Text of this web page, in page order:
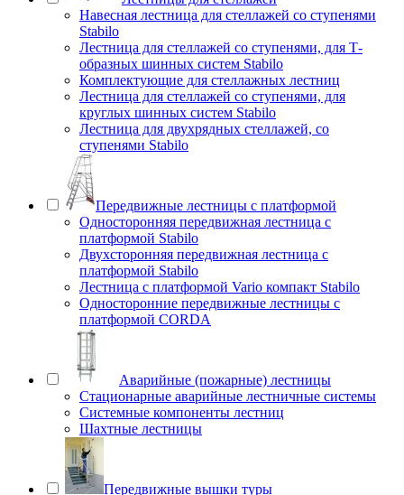
Навесная лестница для стеллажей со ступенями
Stabilo
Лестница для стеллажей со ступенями, для Т-
образных шинных систем Stabilo
Комплектующие для стеллажных лестниц
Лестница для стеллажей со ступенями, для
круглых шинных систем Stabilo
Лестница для двухрядных стеллажей, со
ступенями Stabilo
Передвижные лестницы с платформой
Односторонняя передвижная лестница с
платформой Stabilo
Двухсторонняя передвижная лестница с
платформой Stabilo
Лестница с платформой Vario компакт Stabilo
Односторонние передвижные лестницы с
платформой CORDA
Аварийные (пожарные) лестницы
Стационарные аварийные лестничные системы
Системные компоненты лестниц
Шахтные лестницы
Передвижные вышки туры